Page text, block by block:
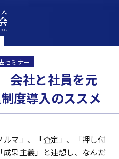
セミナー
社と社員を元
度導入のススメ
ルマ」、「査定」、「押し付
果主義」と連想し、なんだ